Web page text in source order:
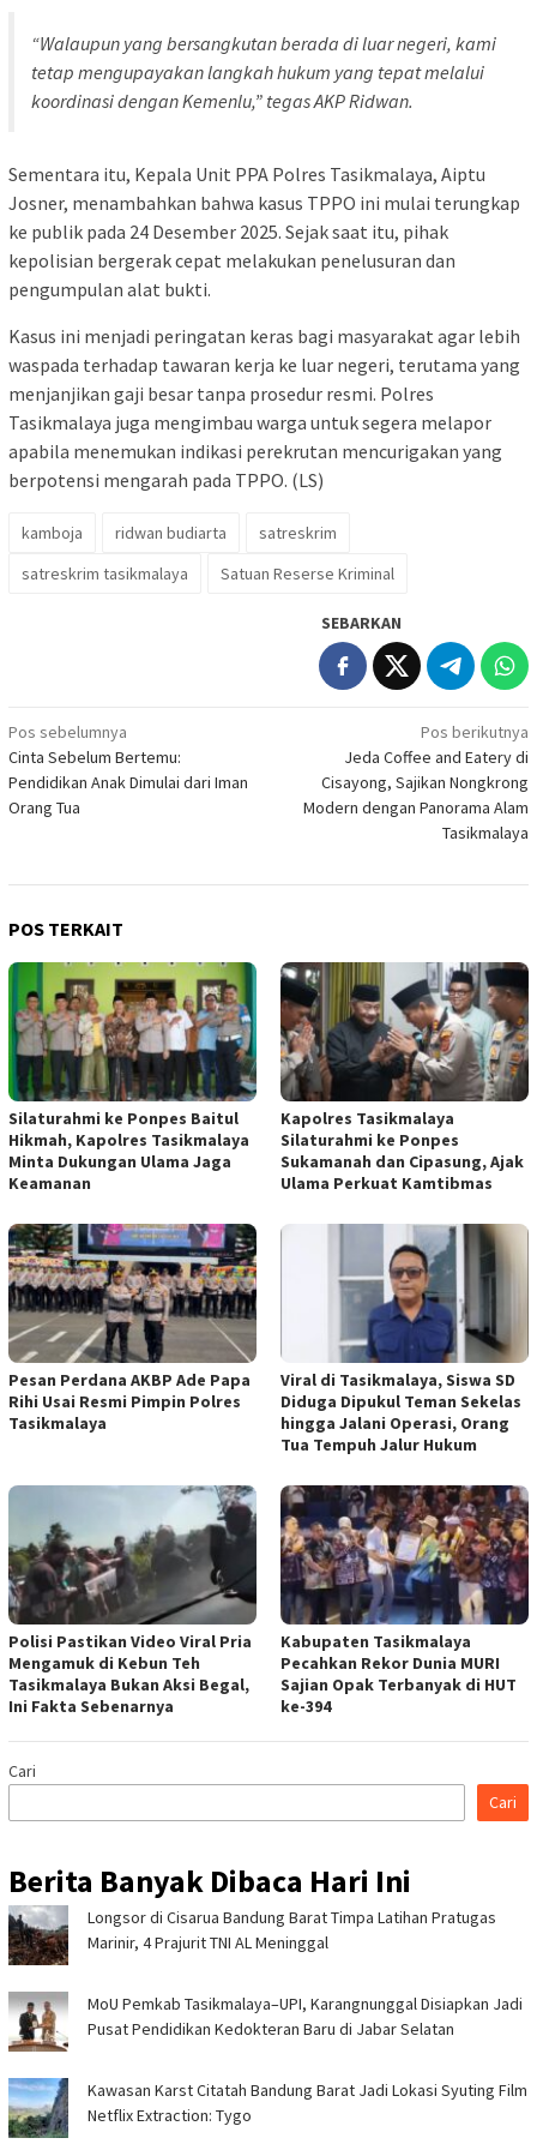
“Walaupun yang bersangkutan berada di luar negeri, kami
tetap mengupayakan langkah hukum yang tepat melalui
koordinasi dengan Kemenlu,” tegas AKP Ridwan.
Sementara itu, Kepala Unit PPA Polres Tasikmalaya, Aiptu
Josner, menambahkan bahwa kasus TPPO ini mulai terungkap
ke publik pada 24 Desember 2025. Sejak saat itu, pihak
kepolisian bergerak cepat melakukan penelusuran dan
pengumpulan alat bukti.
Kasus ini menjadi peringatan keras bagi masyarakat agar lebih
waspada terhadap tawaran kerja ke luar negeri, terutama yang
menjanjikan gaji besar tanpa prosedur resmi. Polres
Tasikmalaya juga mengimbau warga untuk segera melapor
apabila menemukan indikasi perekrutan mencurigakan yang
berpotensi mengarah pada TPPO. (LS)
kamboja ridwan budiarta
satreskrim
satreskrim tasikmalaya
Satuan Reserse Kriminal
SEBARKAN
Navigasi
pos
Pos sebelumnya
Cinta Sebelum Bertemu:
Pendidikan Anak Dimulai dari Iman
Orang Tua
Pos berikutnya
Jeda Coffee and Eatery di
Cisayong, Sajikan Nongkrong
Modern dengan Panorama Alam
Tasikmalaya
POS TERKAIT
Silaturahmi ke Ponpes Baitul
Hikmah, Kapolres Tasikmalaya
Minta Dukungan Ulama Jaga
Keamanan
Kapolres Tasikmalaya
Silaturahmi ke Ponpes
Sukamanah dan Cipasung, Ajak
Ulama Perkuat Kamtibmas
Pesan Perdana AKBP Ade Papa
Rihi Usai Resmi Pimpin Polres
Tasikmalaya
Viral di Tasikmalaya, Siswa SD
Diduga Dipukul Teman Sekelas
hingga Jalani Operasi, Orang
Tua Tempuh Jalur Hukum
Polisi Pastikan Video Viral Pria
Mengamuk di Kebun Teh
Tasikmalaya Bukan Aksi Begal,
Ini Fakta Sebenarnya
Kabupaten Tasikmalaya
Pecahkan Rekor Dunia MURI
Sajian Opak Terbanyak di HUT
ke-394
Cari
Cari
Berita Banyak Dibaca Hari Ini
Longsor di Cisarua Bandung Barat Timpa Latihan Pra­tugas
Marinir, 4 Prajurit TNI AL Meninggal
MoU Pemkab Tasikmalaya–UPI, Karangnunggal Disiapkan Jadi
Pusat Pendidikan Kedokteran Baru di Jabar Selatan
Kawasan Karst Citatah Bandung Barat Jadi Lokasi Syuting Film
Netflix Extraction: Tygo